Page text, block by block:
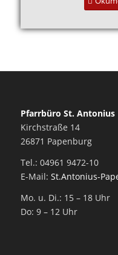
Pfarrbüro St. Antonius
Kirchstraße 14
26871 Papenburg
Tel.: 04961 9472-10
E-Mail: St.Antonius-
Mo. u. Di.: 15 – 18 Uhr
Do: 9 – 12 Uhr